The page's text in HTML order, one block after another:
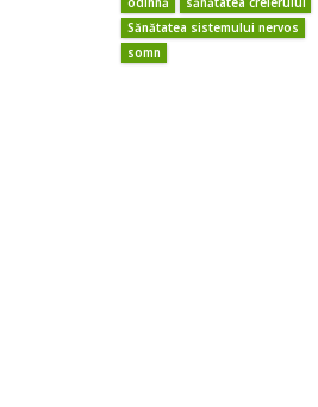
odihnă
sănătatea creierului
Sănătatea sistemului nervos
somn